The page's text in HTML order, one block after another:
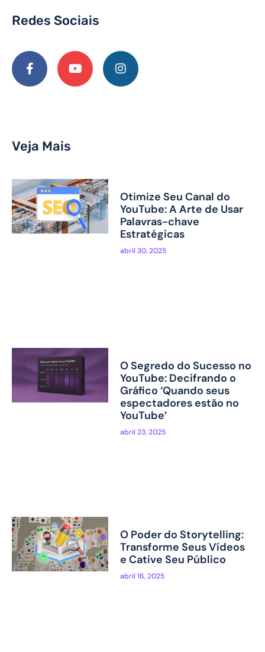
Redes Sociais
Veja Mais
Otimize Seu Canal do
YouTube: A Arte de Usar
Palavras-chave
Estratégicas
abril 30, 2025
O Segredo do Sucesso no
YouTube: Decifrando o
Gráfico ‘Quando seus
espectadores estão no
YouTube’
abril 23, 2025
O Poder do Storytelling:
Transforme Seus Vídeos
e Cative Seu Público
abril 16, 2025